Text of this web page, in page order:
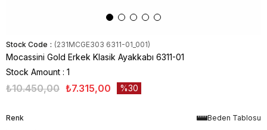
Stock Code (231MCGE303 6311-01_001)
Mocassini Gold Erkek Klasik Ayakkabı 6311-01
Stock Amount : 1
₺10.450,00 ₺7.315,00 30
Beden Tablosu
Renk